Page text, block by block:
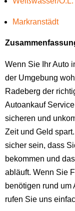
Markranstädt
Wenn Sie Ihr Auto
der Umgebung
Radeberg der
Autoankauf
sicheren und
Zeit und Geld
sicher sein, dass
bekommen und
abläuft. Wenn Sie
benötigen rund um
rufen Sie uns